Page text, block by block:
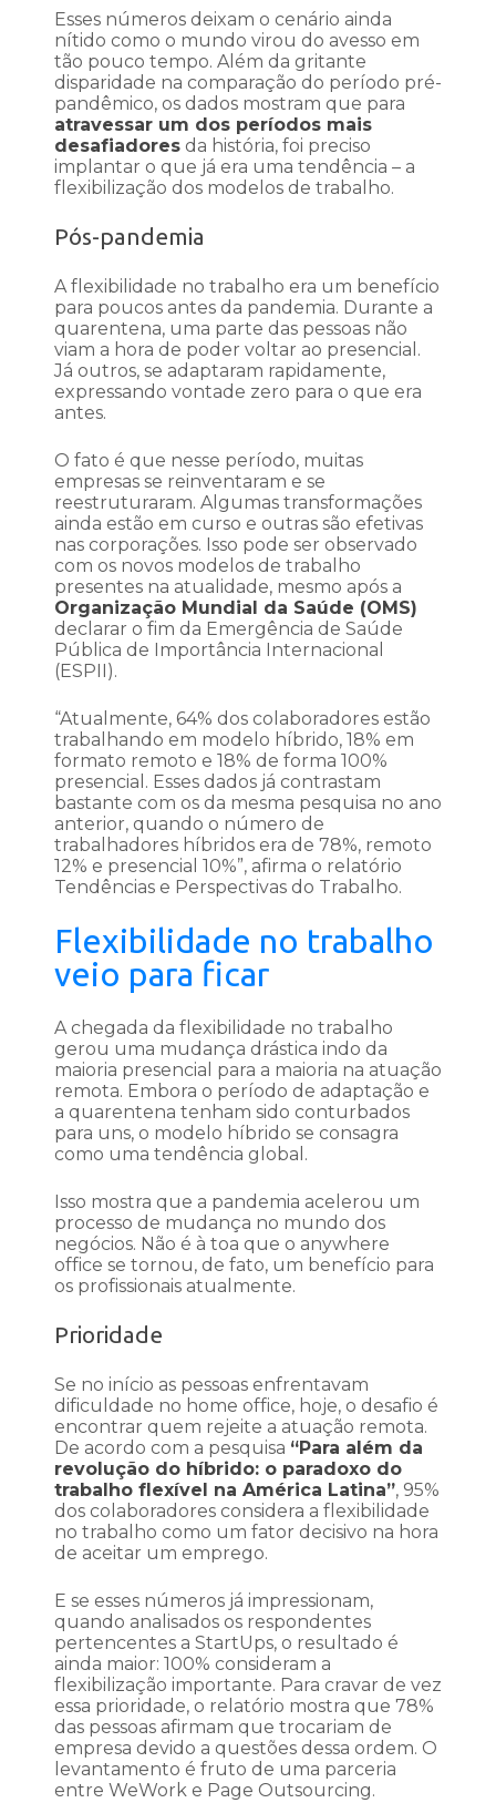
Esses números deixam o cenário ainda
nítido como o mundo virou do avesso em
tão pouco tempo. Além da gritante
disparidade na comparação do período pré-
pandêmico, os dados mostram que para
atravessar um dos períodos mais
desafiadores da história, foi preciso
implantar o que já era uma tendência – a
flexibilização dos modelos de trabalho.
Pós-pandemia
A flexibilidade no trabalho era um benefício
para poucos antes da pandemia. Durante a
quarentena, uma parte das pessoas não
viam a hora de poder voltar ao presencial.
Já outros, se adaptaram rapidamente,
expressando vontade zero para o que era
antes.
O fato é que nesse período, muitas
empresas se reinventaram e se
reestruturaram. Algumas transformações
ainda estão em curso e outras são efetivas
nas corporações. Isso pode ser observado
com os novos modelos de trabalho
presentes na atualidade, mesmo após a
Organização Mundial da Saúde (OMS)
declarar o fim da Emergência de Saúde
Pública de Importância Internacional
(ESPII).
“Atualmente, 64% dos colaboradores estão
trabalhando em modelo híbrido, 18% em
formato remoto e 18% de forma 100%
presencial. Esses dados já contrastam
bastante com os da mesma pesquisa no ano
anterior, quando o número de
trabalhadores híbridos era de 78%, remoto
12% e presencial 10%”, afirma o relatório
Tendências e Perspectivas do Trabalho.
Flexibilidade no trabalho
veio para ficar
A chegada da flexibilidade no trabalho
gerou uma mudança drástica indo da
maioria presencial para a maioria na atuação
remota. Embora o período de adaptação e
a quarentena tenham sido conturbados
para uns, o modelo híbrido se consagra
como uma tendência global.
Isso mostra que a pandemia acelerou um
processo de mudança no mundo dos
negócios. Não é à toa que o anywhere
office se tornou, de fato, um benefício para
os profissionais atualmente.
Prioridade
Se no início as pessoas enfrentavam
dificuldade no home office, hoje, o desafio é
encontrar quem rejeite a atuação remota.
De acordo com a pesquisa “Para além da
revolução do híbrido: o paradoxo do
trabalho flexível na América Latina”, 95%
dos colaboradores considera a flexibilidade
no trabalho como um fator decisivo na hora
de aceitar um emprego.
E se esses números já impressionam,
quando analisados os respondentes
pertencentes a StartUps, o resultado é
ainda maior: 100% consideram a
flexibilização importante. Para cravar de vez
essa prioridade, o relatório mostra que 78%
das pessoas afirmam que trocariam de
empresa devido a questões dessa ordem. O
levantamento é fruto de uma parceria
entre WeWork e Page Outsourcing.